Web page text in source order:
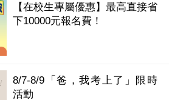
【在校生專屬優惠】最高直接省
下10000元報名費！
8/7-8/9「爸，我考上了」限時
活動